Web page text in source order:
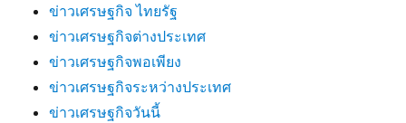
ข่าวเศรษฐกิจ ไทยรัฐ
ข่าวเศรษฐกิจต่างประเทศ
ข่าวเศรษฐกิจพอเพียง
ข่าวเศรษฐกิจระหว่างประเทศ
ข่าวเศรษฐกิจวันนี้